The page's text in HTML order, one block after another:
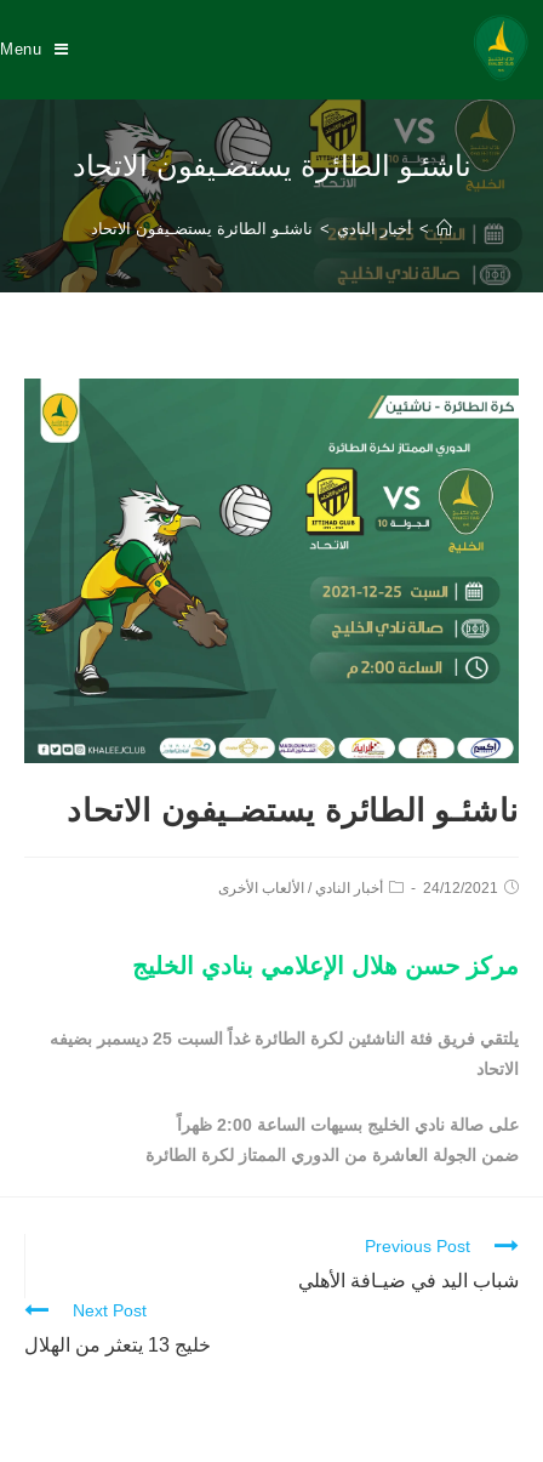
Menu
ناشئـو الطائرة يستضـيفون الاتحاد
> أخبار النادي > ناشئـو الطائرة يستضـيفون الاتحاد
ناشئـو الطائرة يستضـيفون الاتحاد
24/12/2021 أخبار النادي / الألعاب الأخرى
مركز حسن هلال الإعلامي بنادي الخليج
يلتقي فريق فئة الناشئين لكرة الطائرة غداً السبت 25 ديسمبر بضيفه
الاتحاد
على صالة نادي الخليج بسيهات الساعة 2:00 ظهراً
ضمن الجولة العاشرة من الدوري الممتاز لكرة الطائرة
Continue
Reading
Previous Post
شباب اليد في ضيـافة الأهلي
Next Post
خليج 13 يتعثر من الهلال